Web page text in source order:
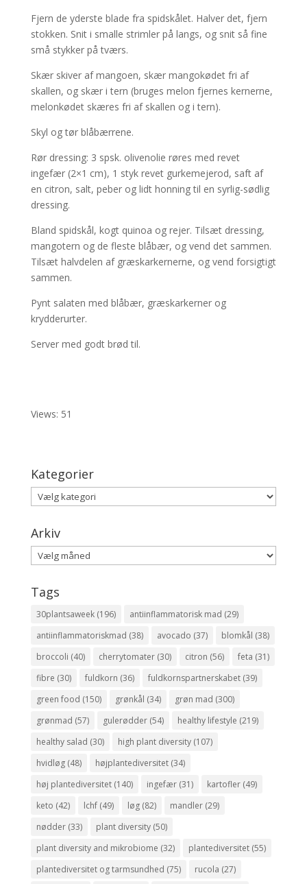
Fjern de yderste blade fra spidskålet. Halver det, fjern
stokken. Snit i smalle strimler på langs, og snit så fine
små stykker på tværs.
Skær skiver af mangoen, skær mangokødet fri af
skallen, og skær i tern (bruges melon fjernes kernerne,
melonkødet skæres fri af skallen og i tern).
Skyl og tør blåbærrene.
Rør dressing: 3 spsk. olivenolie røres med revet
ingefær (2×1 cm), 1 styk revet gurkemejerod, saft af
en citron, salt, peber og lidt honning til en syrlig-sødlig
dressing.
Bland spidskål, kogt quinoa og rejer. Tilsæt dressing,
mangotern og de fleste blåbær, og vend det sammen.
Tilsæt halvdelen af græskarkernerne, og vend forsigtigt
sammen.
Pynt salaten med blåbær, græskarkerner og
krydderurter.
Server med godt brød til.
Views: 51
Kategorier
Kategorier
Arkiv
Arkiv
Tags
30plantsaweek(196) antiinflammatorisk mad (29)
antiinflammatoriskmad (38) avocado (37) blomkål (38)
broccoli (40) cherrytomater(30) citron (56) feta (31)
fibre (30) fuldkorn (36) fuldkornspartnerskabet(39)
green food (150) grønkål (34) grøn mad (300)
grønmad (57) gulerødder(54) healthy lifestyle (219)
healthy salad (30) high plant diversity(107)
hvidløg(48) højplantediversitet(34)
høj plantediversitet(140) ingefær(31) kartofler(49)
keto (42) lchf(49) løg(82) mandler(29)
nødder(33) plant diversity(50)
plant diversity and mikrobiome (32) plantediversitet(55)
plantediversitet og tarmsundhed (75) rucola (27)